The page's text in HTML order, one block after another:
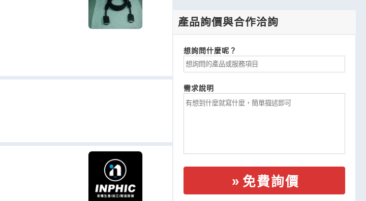
產品詢價與合作洽詢
想詢問什麼呢？
需求說明
免費詢價